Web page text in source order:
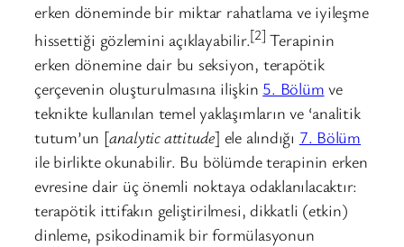
erken döneminde bir miktar rahatlama ve iyileşme
hissettiği gözlemini açıklayabilir.[2] Terapinin
erken dönemine dair bu seksiyon, terapötik
çerçevenin oluşturulmasına ilişkin 5. Bölüm ve
teknikte kullanılan temel yaklaşımların ve ‘analitik
tutum’un [analytic attitude] ele alındığı 7. Bölüm
ile birlikte okunabilir. Bu bölümde terapinin erken
evresine dair üç önemli noktaya odaklanılacaktır:
terapötik ittifakın geliştirilmesi, dikkatli (etkin)
dinleme, psikodinamik bir formülasyonun